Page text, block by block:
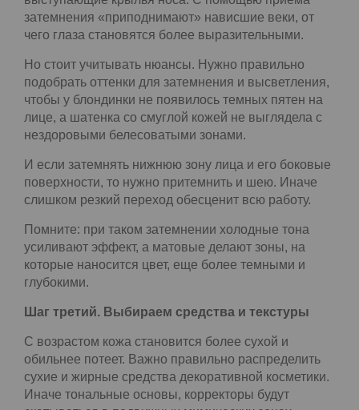
Этот шаг помогает сгладить другие недостатки.
Обычно более темными тонами маскируют
выступающие крылья носа. С помощью приема
затемнения «приподнимают» нависшие веки, от
чего глаза становятся более выразительными.
Но стоит учитывать нюансы. Нужно правильно
высветления, чтобы у блондинки не появилось
темных пятен на лице, а шатенка со смуглой
кожей не выглядела с нездоровыми
белесоватыми зонами.
И если затемнять нижнюю зону лица и его
боковые поверхности, то нужно притемнить и
шею. Иначе слишком резкий переход обесценит
всю работу.
Помните: при таком затемнении холодные тона
усиливают эффект, а матовые делают зоны, на
которые наносится цвет, еще более темными и
глубокими.